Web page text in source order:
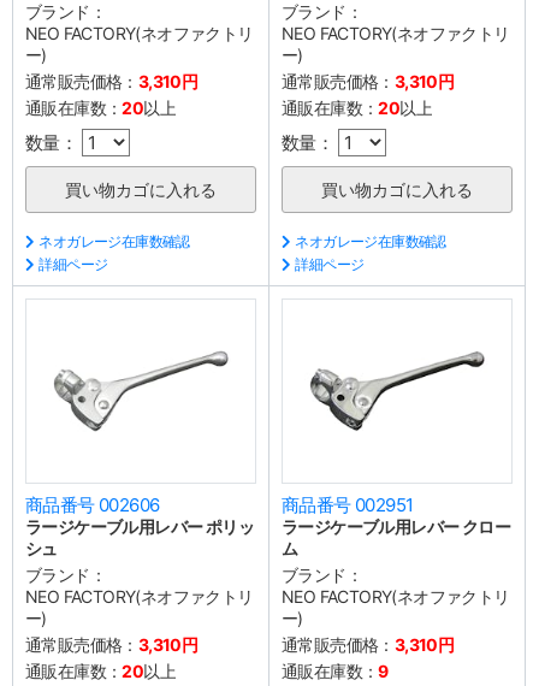
ブランド：
NEO FACTORY(ネオファクトリ
ー)
通常販売価格： 3,310円
通販在庫数：20以上
数量：
ネオガレージ在庫数確認
詳細ページ
ブランド：
NEO FACTORY(ネオファクトリ
ー)
通常販売価格： 3,310円
通販在庫数：20以上
数量：
ネオガレージ在庫数確認
詳細ページ
商品番号 002606
ラージケーブル用レバー ポリッ
シュ
ブランド：
NEO FACTORY(ネオファクトリ
ー)
通常販売価格： 3,310円
通販在庫数：20以上
商品番号 002951
ラージケーブル用レバー クロー
ム
ブランド：
NEO FACTORY(ネオファクトリ
ー)
通常販売価格： 3,310円
通販在庫数：9